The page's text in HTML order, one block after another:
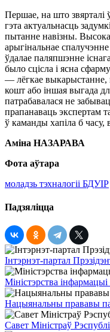
Першае, на што звярталі
гэта актуальнасць
пытанне навізны.
арыгінальнае
ўдалае паляпшэнне
было сцісла і ясна
— лёгкае выкарыстанне,
кошт або іншая выгада
патрабавалася не
прапанаваць экспертам
ў каманды хапіла б часу,
Аміна НАЗАРАВА
Фота аўтара
моладзь тэхналогіі БДУІР
Падзяліцца
Інтэрнэт-партал
Міністэрства інфармацыі
Нацыянальны прававы
Савет Міністраў